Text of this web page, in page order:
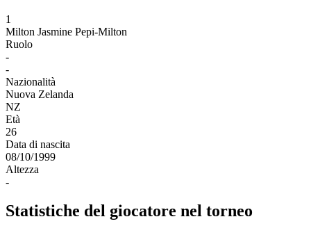
1
Milton Jasmine Pepi-Milton
Ruolo
-
-
Nazionalità
Nuova Zelanda
NZ
Età
26
Data di nascita
08/10/1999
Altezza
-
Statistiche del giocatore nel torneo